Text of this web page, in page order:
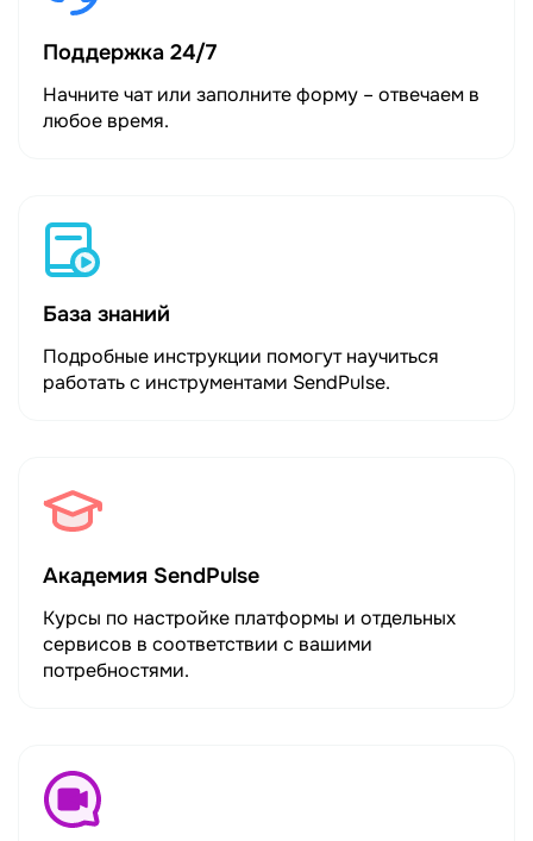
Поддержка 24/7
Начните чат или заполните форму – отвечаем в
любое время.
База знаний
Подробные инструкции помогут научиться
работать с инструментами SendPulse.
Академия SendPulse
Курсы по настройке платформы и отдельных
сервисов в соответствии с вашими
потребностями.